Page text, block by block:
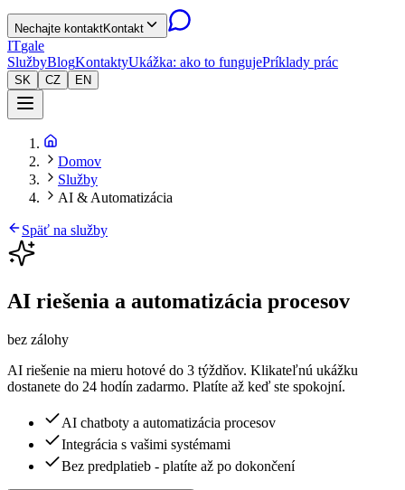
Nechajte kontaktKontakt
ITgale
SlužbyBlogKontaktyUkážka: ako to fungujePríklady prác
SK CZ EN
Domov
Služby
AI & Automatizácia
Späť na služby
AI riešenia a automatizácia procesov
bez zálohy
AI riešenie na mieru hotové do 3 týždňov. Klikateľnú ukážku
dostanete do 24 hodín zadarmo. Platíte až keď ste spokojní.
AI chatboty a automatizácia procesov
Integrácia s vašimi systémami
Bez predplatieb - platíte až po dokončení